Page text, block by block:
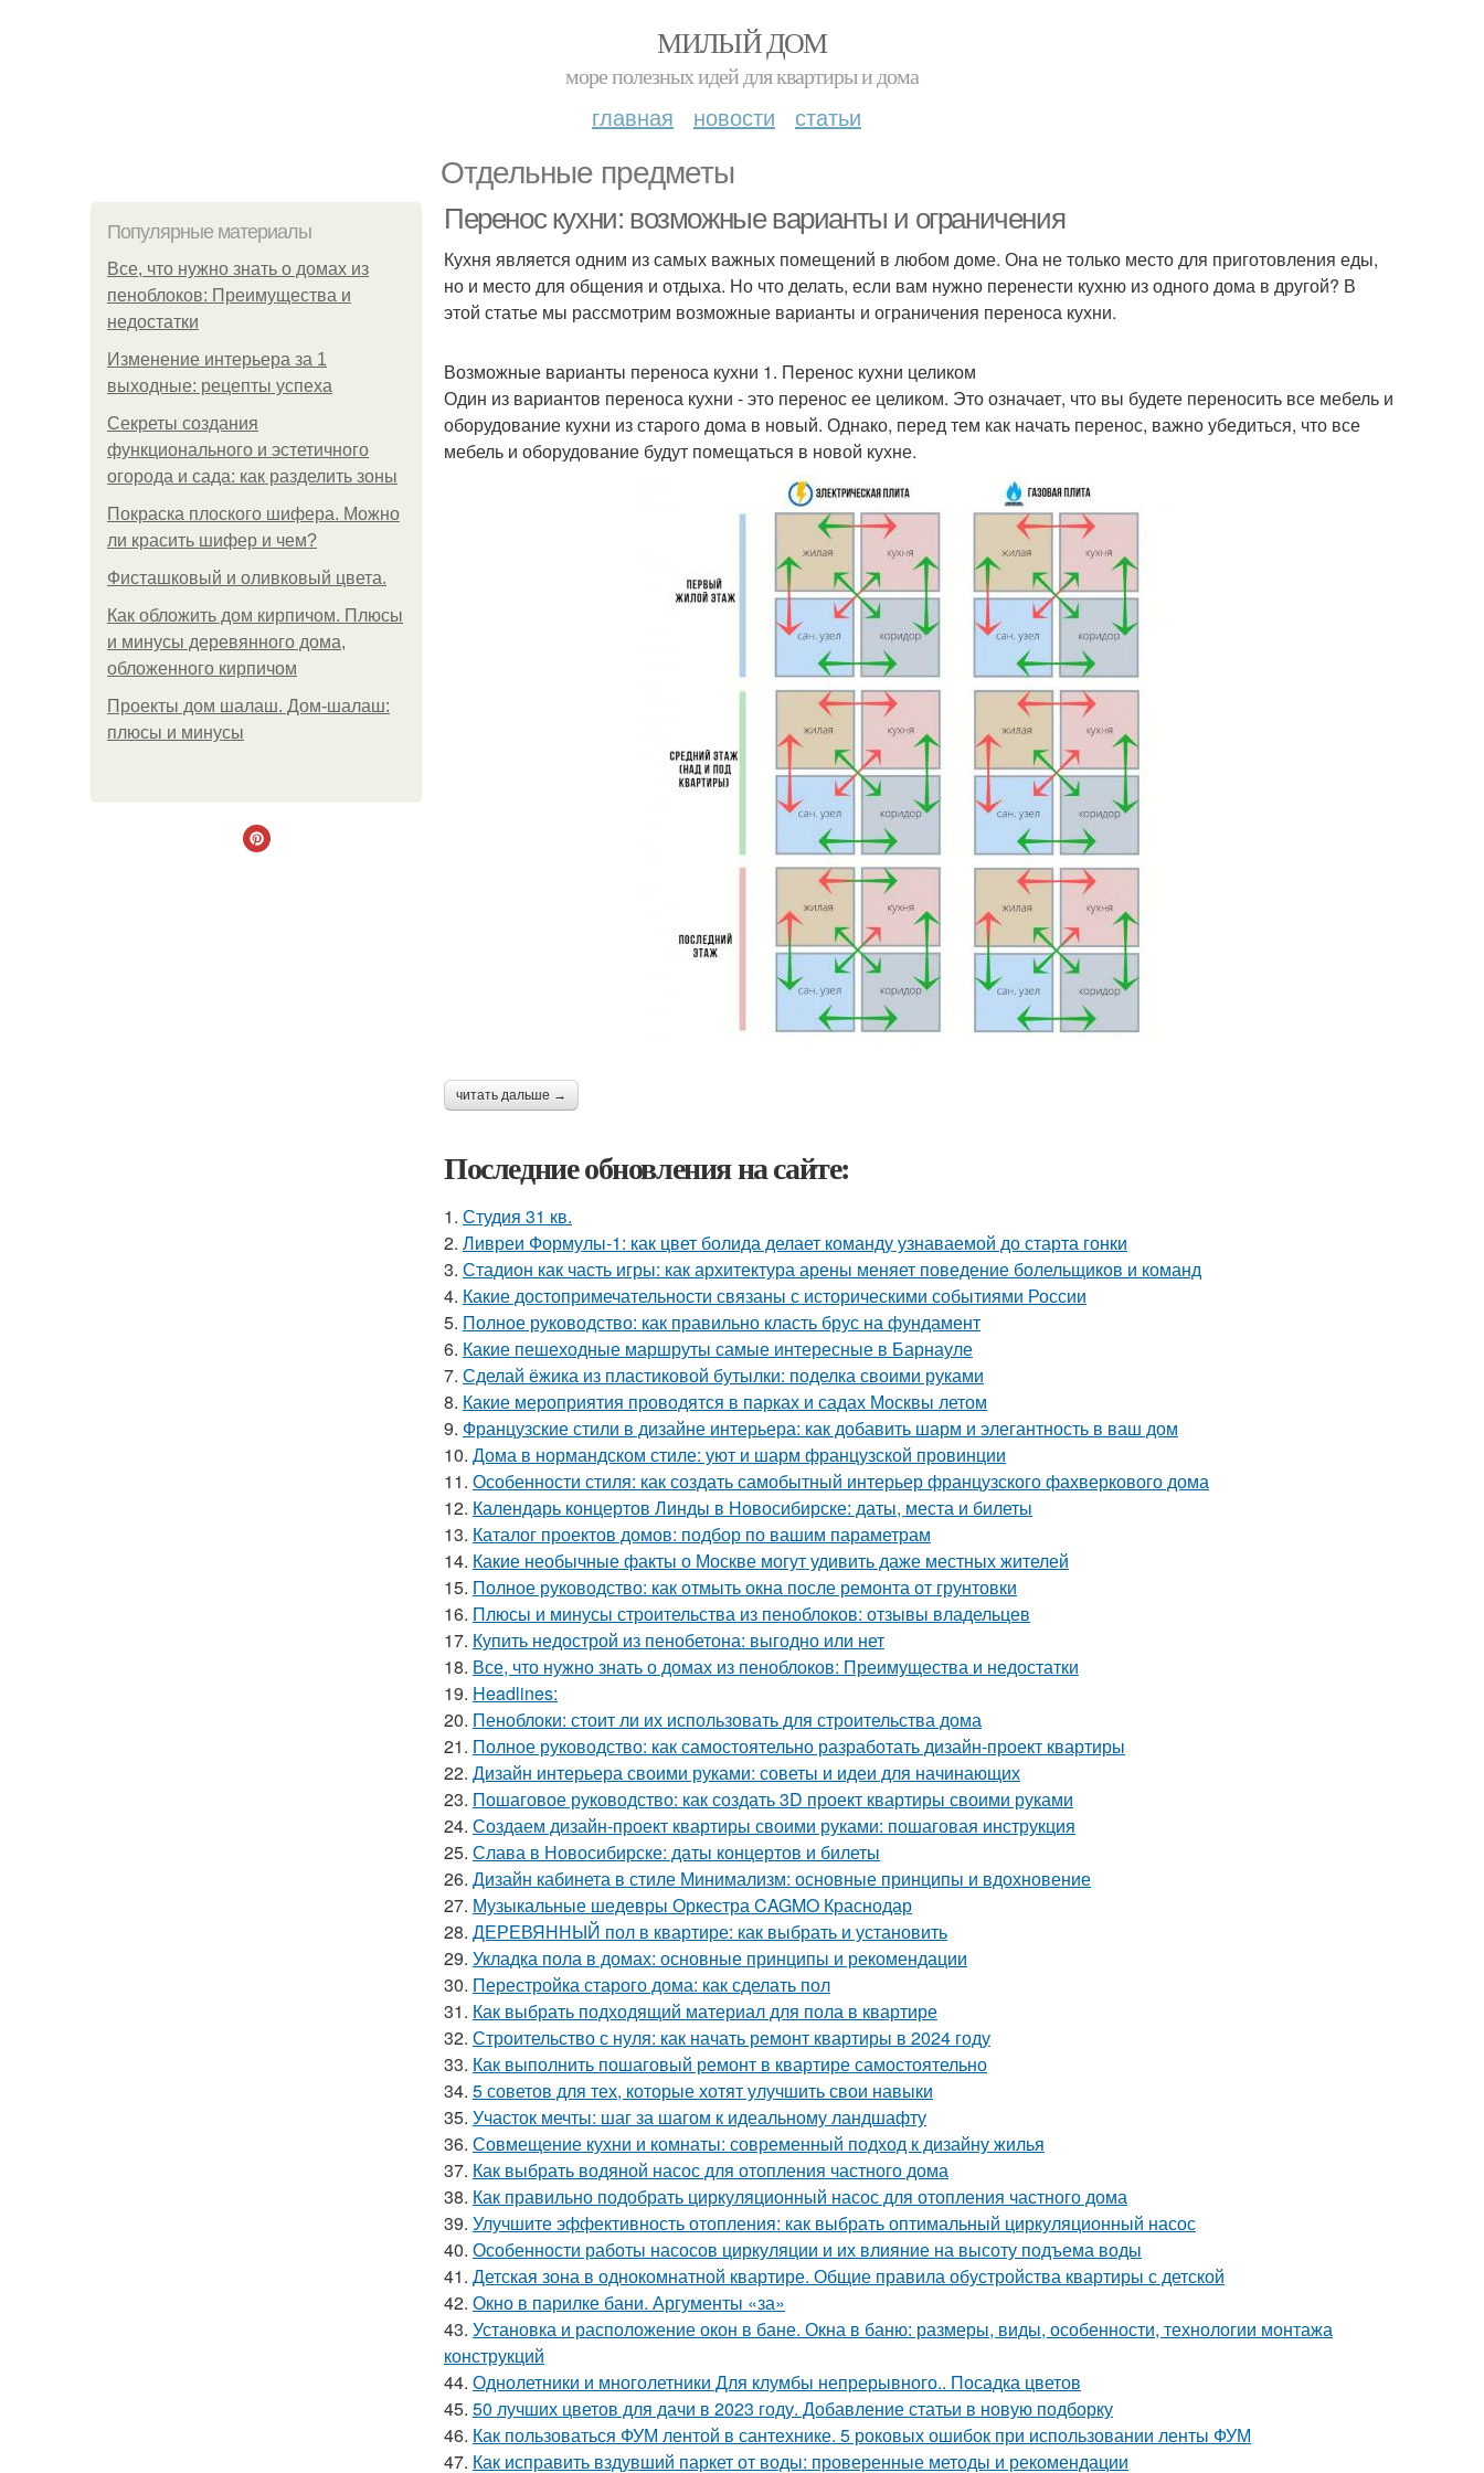
МИЛЫЙ ДОМ
море полезных идей для квартиры и дома
главная новости статьи
Отдельные предметы
Популярные материалы
Все, что нужно знать о домах из
пеноблоков: Преимущества и
недостатки
Изменение интерьера за 1
выходные: рецепты успеха
Секреты создания
функционального и эстетичного
огорода и сада: как разделить зоны
Покраска плоского шифера. Можно
ли красить шифер и чем?
Фисташковый и оливковый цвета.
Как обложить дом кирпичом. Плюсы
и минусы деревянного дома,
обложенного кирпичом
Проекты дом шалаш. Дом-шалаш:
плюсы и минусы
Перенос кухни: возможные варианты и ограничения
Кухня является одним из самых важных помещений в любом доме. Она не только место для приготовления еды,
но и место для общения и отдыха. Но что делать, если вам нужно перенести кухню из одного дома в другой? В
этой статье мы рассмотрим возможные варианты и ограничения переноса кухни.
Возможные варианты переноса кухни 1. Перенос кухни целиком
Один из вариантов переноса кухни - это перенос ее целиком. Это означает, что вы будете переносить все мебель и
оборудование кухни из старого дома в новый. Однако, перед тем как начать перенос, важно убедиться, что все
мебель и оборудование будут помещаться в новой кухне.
читать дальше →
Последние обновления на сайте:
1. Студия 31 кв.
2. Ливреи Формулы-1: как цвет болида делает команду узнаваемой до старта гонки
3. Стадион как часть игры: как архитектура арены меняет поведение болельщиков и команд
4. Какие достопримечательности связаны с историческими событиями России
5. Полное руководство: как правильно класть брус на фундамент
6. Какие пешеходные маршруты самые интересные в Барнауле
7. Сделай ёжика из пластиковой бутылки: поделка своими руками
8. Какие мероприятия проводятся в парках и садах Москвы летом
9. Французские стили в дизайне интерьера: как добавить шарм и элегантность в ваш дом
10. Дома в нормандском стиле: уют и шарм французской провинции
11. Особенности стиля: как создать самобытный интерьер французского фахверкового дома
12. Календарь концертов Линды в Новосибирске: даты, места и билеты
13. Каталог проектов домов: подбор по вашим параметрам
14. Какие необычные факты о Москве могут удивить даже местных жителей
15. Полное руководство: как отмыть окна после ремонта от грунтовки
16. Плюсы и минусы строительства из пеноблоков: отзывы владельцев
17. Купить недострой из пенобетона: выгодно или нет
18. Все, что нужно знать о домах из пеноблоков: Преимущества и недостатки
19. Headlines:
20. Пеноблоки: стоит ли их использовать для строительства дома
21. Полное руководство: как самостоятельно разработать дизайн-проект квартиры
22. Дизайн интерьера своими руками: советы и идеи для начинающих
23. Пошаговое руководство: как создать 3D проект квартиры своими руками
24. Создаем дизайн-проект квартиры своими руками: пошаговая инструкция
25. Слава в Новосибирске: даты концертов и билеты
26. Дизайн кабинета в стиле Минимализм: основные принципы и вдохновение
27. Музыкальные шедевры Оркестра CAGMO Краснодар
28. ДЕРЕВЯННЫЙ пол в квартире: как выбрать и установить
29. Укладка пола в домах: основные принципы и рекомендации
30. Перестройка старого дома: как сделать пол
31. Как выбрать подходящий материал для пола в квартире
32. Строительство с нуля: как начать ремонт квартиры в 2024 году
33. Как выполнить пошаговый ремонт в квартире самостоятельно
34. 5 советов для тех, которые хотят улучшить свои навыки
35. Участок мечты: шаг за шагом к идеальному ландшафту
36. Совмещение кухни и комнаты: современный подход к дизайну жилья
37. Как выбрать водяной насос для отопления частного дома
38. Как правильно подобрать циркуляционный насос для отопления частного дома
39. Улучшите эффективность отопления: как выбрать оптимальный циркуляционный насос
40. Особенности работы насосов циркуляции и их влияние на высоту подъема воды
41. Детская зона в однокомнатной квартире. Общие правила обустройства квартиры с детской
42. Окно в парилке бани. Аргументы «за»
43. Установка и расположение окон в бане. Окна в баню: размеры, виды, особенности, технологии монтажа
конструкций
44. Однолетники и многолетники Для клумбы непрерывного.. Посадка цветов
45. 50 лучших цветов для дачи в 2023 году. Добавление статьи в новую подборку
46. Как пользоваться ФУМ лентой в сантехнике. 5 роковых ошибок при использовании ленты ФУМ
47. Как исправить вздувший паркет от воды: проверенные методы и рекомендации